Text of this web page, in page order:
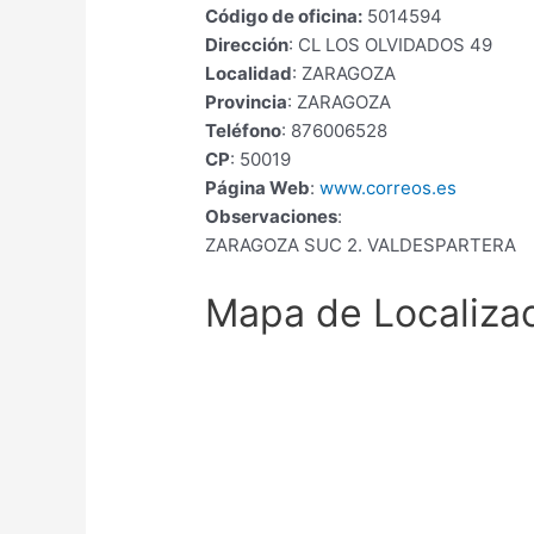
Código de oficina: 5014594
Dirección: CL LOS OLVIDADOS 49
Localidad: ZARAGOZA
Provincia: ZARAGOZA
Teléfono: 876006528
CP: 50019
Página Web: www.correos.es
Observaciones:
ZARAGOZA SUC 2. VALDESPARTERA
Mapa de